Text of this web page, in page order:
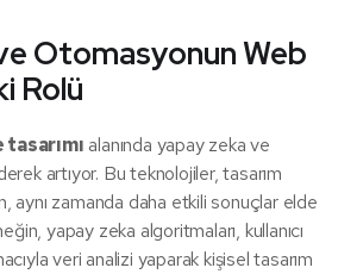
Otomasyonun Web
Rolü
alanında yapay zeka ve
artıyor. Bu teknolojiler, tasarım
aynı zamanda daha etkili sonuçlar elde
yapay zeka algoritmaları, kullanıcı
veri analizi yaparak kişisel tasarım